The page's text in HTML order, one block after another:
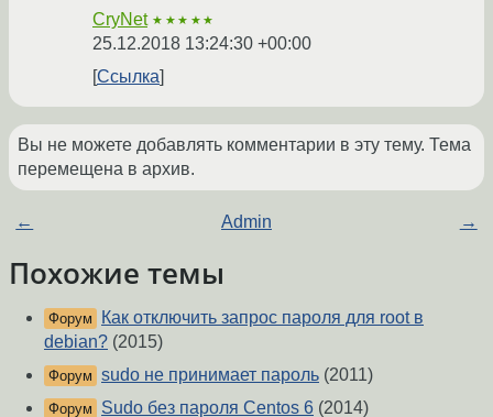
CryNet ★★★★★
25.12.2018 13:24:30 +00:00
Ссылка
Вы не можете добавлять комментарии в эту тему. Тема
перемещена в архив.
← Admin →
Похожие темы
Форум
Как отключить запрос пароля для root в
debian? (2015)
Форум sudo не принимает пароль (2011)
Форум Sudo без пароля Centos 6 (2014)